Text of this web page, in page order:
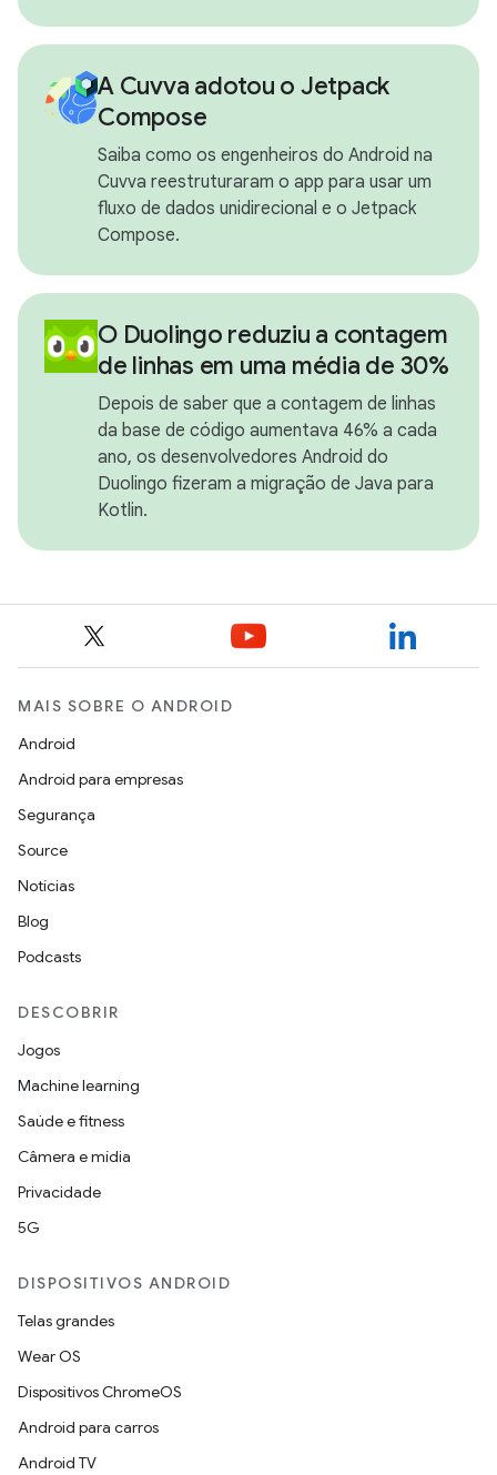
A Cuvva adotou o Jetpack
Compose
Saiba como os engenheiros do Android na
Cuvva reestruturaram o app para usar um
fluxo de dados unidirecional e o Jetpack
Compose.
O Duolingo reduziu a contagem
de linhas em uma média de 30%
Depois de saber que a contagem de linhas
da base de código aumentava 46% a cada
ano, os desenvolvedores Android do
Duolingo fizeram a migração de Java para
Kotlin.
MAIS SOBRE O ANDROID
Android
Android para empresas
Segurança
Source
Notícias
Blog
Podcasts
DESCOBRIR
Jogos
Machine learning
Saúde e fitness
Câmera e mídia
Privacidade
5G
DISPOSITIVOS ANDROID
Telas grandes
Wear OS
Dispositivos ChromeOS
Android para carros
Android TV